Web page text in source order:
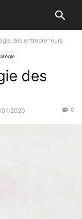
des entrepreneurs
des
2020 0